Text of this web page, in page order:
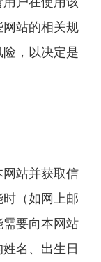
站的相关规
，以决定是
站并获取信
（如网上邮
要向本网站
名、出生日